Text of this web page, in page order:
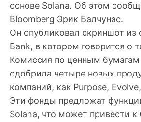
основе Solana. Об этом
Bloomberg Эрик Балчунас.
Он опубликовал скриншот из
Bank, в котором говорится о
Комиссия по ценным бумагам
одобрила четыре новых
компаний, как Purpose,
Эти фонды предложат
Solana, что может привести